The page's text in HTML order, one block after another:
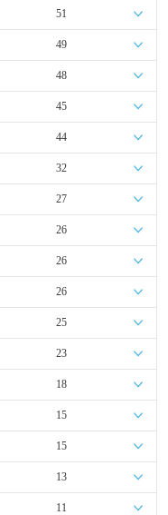
51
49
48
45
44
32
27
26
26
26
25
23
18
15
15
13
11